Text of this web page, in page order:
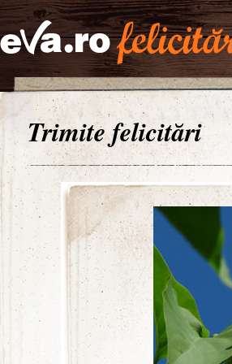
Trimite felicitări